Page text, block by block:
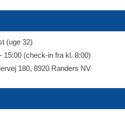
(uge 32)
15:00 (check-in fra kl. 8:00)
180, 8920 Randers NV